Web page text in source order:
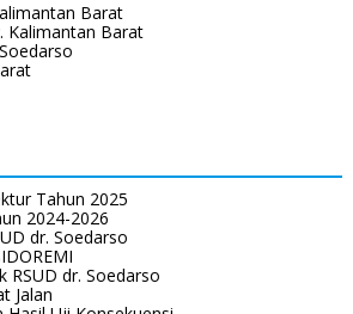
Barat
Kalimantan Barat
Tahun 2025
2024-2026
dr. Soedarso
RSUD dr. Soedarso
Jalan